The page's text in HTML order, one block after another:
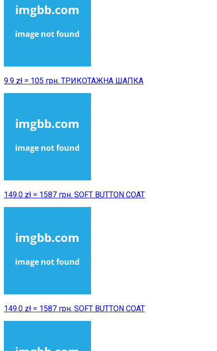
9.9 zł = 105 грн. ТРИКОТАЖНА ШАПКА
149.0 zł = 1587 грн. SOFT BUTTON COAT
149.0 zł = 1587 грн. SOFT BUTTON COAT